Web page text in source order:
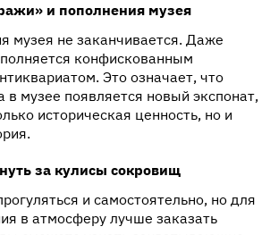
и пополнения музея
музея не заканчивается. Даже
конфискованным
Это означает, что
в музее появляется новый экспонат,
историческая ценность, но и
за кулисы сокровищ
и самостоятельно, но для
в атмосферу лучше заказать